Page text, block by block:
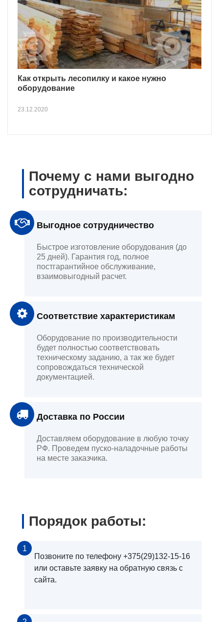
Как открыть лесопилку и какое нужно
оборудование
23.12.2020
Почему с нами выгодно
сотрудничать:
Выгодное сотрудничество
Быстрое изготовление оборудования (до
25 дней). Гарантия год, полное
постгарантийное обслуживание,
взаимовыгодный расчет.
Соответствие характеристикам
Оборудование по производительности
будет полностью соответствовать
техническому заданию, а так же будет
сопровождаться технической
документацией.
Доставка по России
Доставляем оборудование в любую точку
РФ. Проведем пуско-наладочные работы
на месте заказчика.
Порядок работы:
1
Позвоните по телефону +375(29)132-15-16
или оставьте заявку на обратную связь с
сайта.